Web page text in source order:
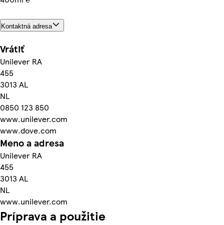
Kontaktná adresa
Vrátiť
Unilever RA
455
3013 AL
NL
0850 123 850
www.unilever.com
www.dove.com
Meno a adresa
Unilever RA
455
3013 AL
NL
www.unilever.com
Príprava a použitie